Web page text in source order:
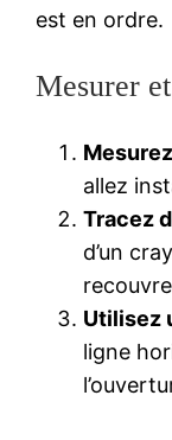
est en ordre.
Mesurer
allez
Tracez
d’un
Utilisez
ligne